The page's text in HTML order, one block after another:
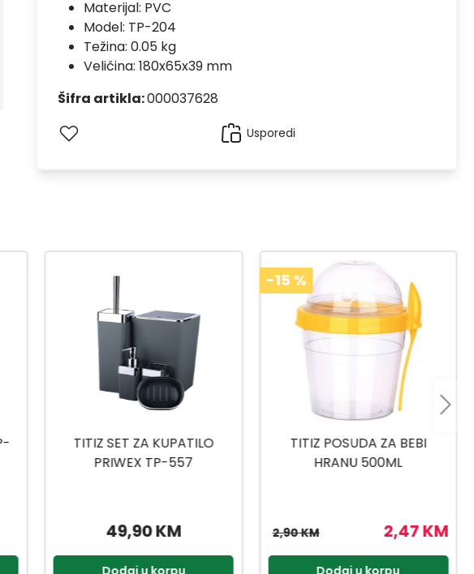
Materijal: PVC
Model: TP-204
Težina: 0.05 kg
Veličina: 180x65x39 mm
Šifra artikla:000037628
Usporedi
TITIZ POSUDA ZA BEBI
HRANU 500ML
2,47 KM
-15 %
TITIZ SET ZA SLADOLED AP-
9425
3,57 KM
4,20 KM